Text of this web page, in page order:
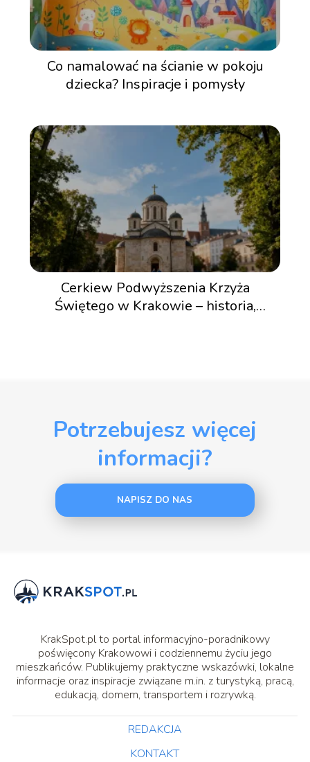
Co namalować na ścianie w pokoju
dziecka? Inspiracje i pomysły
Cerkiew Podwyższenia Krzyża
Świętego w Krakowie – historia,
Potrzebujesz więcej
informacji?
NAPISZ DO NAS
KrakSpot.pl to portal informacyjno-poradnikowy
poświęcony Krakowowi i codziennemu życiu jego
mieszkańców. Publikujemy praktyczne wskazówki, lokalne
informacje oraz inspiracje związane m.in. z turystyką, pracą,
edukacją, domem, transportem i rozrywką.
REDAKCJA
KONTAKT